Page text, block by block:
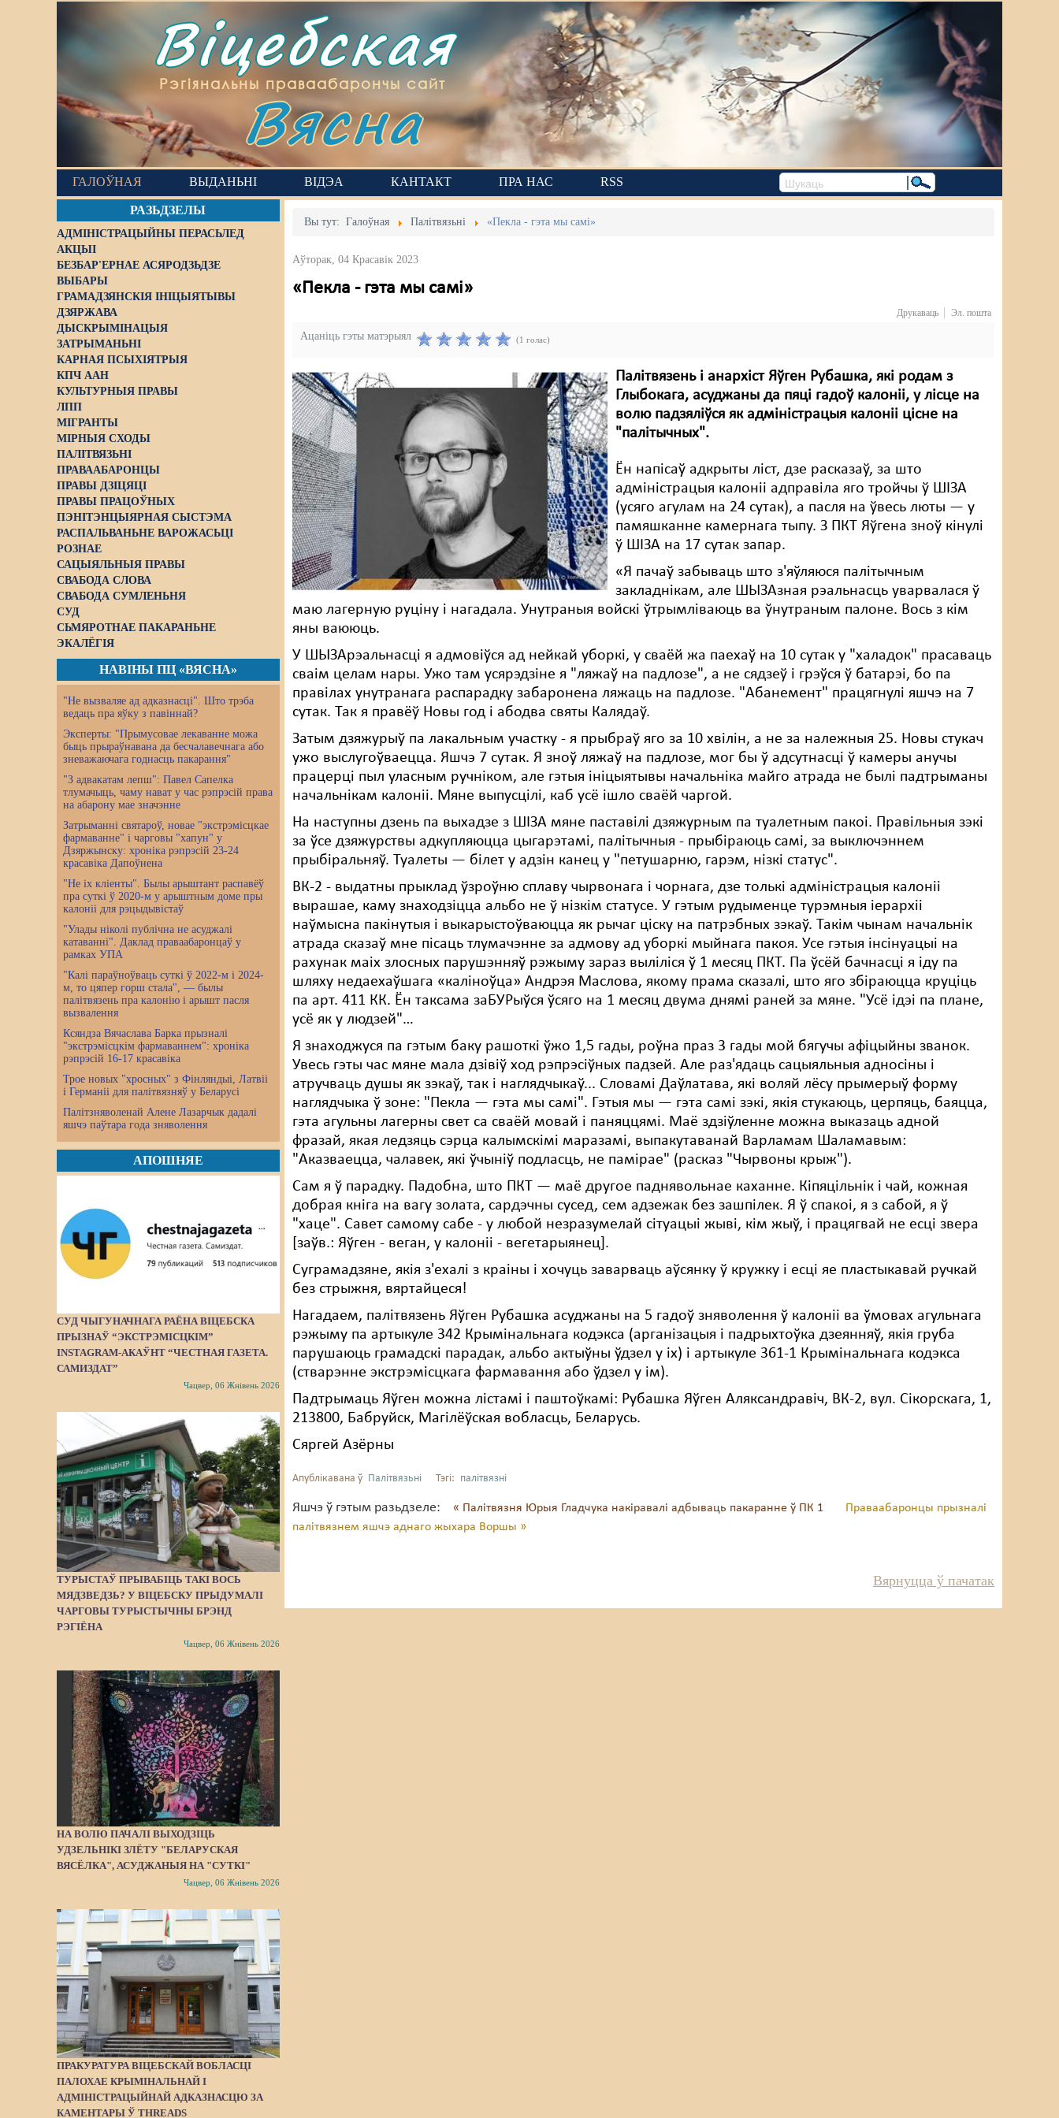
Віцебская
Рэгіянальны праваабарончы сайт
Вясна
ГАЛОЎНАЯ ВЫДАНЬНІ ВІДЭА КАНТАКТ ПРА НАС RSS
РАЗЬДЗЕЛЫ
АДМІНІСТРАЦЫЙНЫ ПЕРАСЬЛЕД
АКЦЫІ
БЕЗБАР'ЕРНАЕ АСЯРОДЗЬДЗЕ
ВЫБАРЫ
ГРАМАДЗЯНСКІЯ ІНІЦЫЯТЫВЫ
ДЗЯРЖАВА
ДЫСКРЫМІНАЦЫЯ
ЗАТРЫМАНЬНІ
КАРНАЯ ПСЫХІЯТРЫЯ
КПЧ ААН
КУЛЬТУРНЫЯ ПРАВЫ
ЛПП
МІГРАНТЫ
МІРНЫЯ СХОДЫ
ПАЛІТВЯЗЬНІ
ПРАВААБАРОНЦЫ
ПРАВЫ ДЗІЦЯЦІ
ПРАВЫ ПРАЦОЎНЫХ
ПЭНІТЭНЦЫЯРНАЯ СЫСТЭМА
РАСПАЛЬВАНЬНЕ ВАРОЖАСЬЦІ
РОЗНАЕ
САЦЫЯЛЬНЫЯ ПРАВЫ
СВАБОДА СЛОВА
СВАБОДА СУМЛЕНЬНЯ
СУД
СЬМЯРОТНАЕ ПАКАРАНЬНЕ
ЭКАЛЁГІЯ
НАВІНЫ ПЦ «ВЯСНА»
"Не вызваляе ад адказнасці". Што трэба
ведаць пра яўку з павіннай?
Эксперты: "Прымусовае лекаванне можа
быць прыраўнавана да бесчалавечнага або
зневажаючага годнасць пакарання"
"З адвакатам лепш": Павел Сапелка
тлумачыць, чаму нават у час рэпрэсій права
на абарону мае значэнне
Затрыманні святароў, новае "экстрэмісцкае
фармаванне" і чарговы "хапун" у
Дзяржынску: хроніка рэпрэсій 23-24
красавіка Дапоўнена
"Не іх кліенты". Былы арыштант распавёў
пра суткі ў 2020-м у арыштным доме пры
калоніі для рэцыдывістаў
"Улады ніколі публічна не асуджалі
катаванні". Даклад праваабаронцаў у
рамках УПА
"Калі параўноўваць суткі ў 2022-м і 2024-
м, то цяпер горш стала", — былы
палітвязень пра калонію і арышт пасля
вызвалення
Ксяндза Вячаслава Барка прызналі
"экстрэмісцкім фармаваннем": хроніка
рэпрэсій 16-17 красавіка
Трое новых "хросных" з Фінляндыі, Латвіі
і Германіі для палітвязняў у Беларусі
Палітзняволенай Алене Лазарчык дадалі
яшчэ паўтара года зняволення
АПОШНЯЕ
СУД ЧЫГУНАЧНАГА РАЁНА ВІЦЕБСКА
ПРЫЗНАЎ “ЭКСТРЭМІСЦКІМ”
INSTAGRAM-АКАЎНТ “ЧЕСТНАЯ ГАЗЕТА.
САМИЗДАТ”
Чацвер, 06 Жнівень 2026
ТУРЫСТАЎ ПРЫВАБІЦЬ ТАКІ ВОСЬ
МЯДЗВЕДЗЬ? У ВІЦЕБСКУ ПРЫДУМАЛІ
ЧАРГОВЫ ТУРЫСТЫЧНЫ БРЭНД
РЭГІЁНА
Чацвер, 06 Жнівень 2026
НА ВОЛЮ ПАЧАЛІ ВЫХОДЗІЦЬ
УДЗЕЛЬНІКІ ЗЛЁТУ "БЕЛАРУСКАЯ
ВЯСЁЛКА", АСУДЖАНЫЯ НА "СУТКІ"
Чацвер, 06 Жнівень 2026
ПРАКУРАТУРА ВІЦЕБСКАЙ ВОБЛАСЦІ
ПАЛОХАЕ КРЫМІНАЛЬНАЙ І
АДМІНІСТРАЦЫЙНАЙ АДКАЗНАСЦЮ ЗА
КАМЕНТАРЫ Ў THREADS
Вы тут:Галоўная Палітвязьні «Пекла - гэта мы самі»
Аўторак, 04 Красавік 2023
«Пекла - гэта мы самі»
Друкаваць Эл. пошта
Ацаніць гэты матэрыял (1 голас)
Палітвязень і анархіст Яўген Рубашка, які родам з
Глыбокага, асуджаны да пяці гадоў калоніі, у лісце на
волю падзяліўся як адміністрацыя калоніі цісне на
"палітычных".
Ён напісаў адкрыты ліст, дзе расказаў, за што
адміністрацыя калоніі адправіла яго тройчы ў ШІЗА
(усяго агулам на 24 сутак), а пасля на ўвесь люты — у
памяшканне камернага тыпу. З ПКТ Яўгена зноў кінулі
ў ШІЗА на 17 сутак запар.
«Я пачаў забываць што з'яўляюся палітычным
закладнікам, але ШЫЗАзная рэальнасць уварвалася ў
маю лагерную руціну і нагадала. Унутраныя войскі ўтрымліваюць ва ўнутраным палоне. Вось з кім
яны ваююць.
У ШЫЗАрэальнасці я адмовіўся ад нейкай уборкі, у сваёй жа паехаў на 10 сутак у "халадок" прасаваць
сваім целам нары. Ужо там усярэдзіне я "ляжаў на падлозе", а не сядзеў і грэўся ў батарэі, бо па
правілах унутранага распарадку забаронена ляжаць на падлозе. "Абанемент" працягнулі яшчэ на 7
сутак. Так я правёў Новы год і абодва святы Калядаў.
Затым дзяжурыў па лакальным участку - я прыбраў яго за 10 хвілін, а не за належныя 25. Новы стукач
ужо выслугоўваецца. Яшчэ 7 сутак. Я зноў ляжаў на падлозе, мог бы ў адсутнасці ў камеры анучы
працерці пыл уласным ручніком, але гэтыя ініцыятывы начальніка майго атрада не былі падтрыманы
начальнікам калоніі. Мяне выпусцілі, каб усё ішло сваёй чаргой.
На наступны дзень па выхадзе з ШІЗА мяне паставілі дзяжурным па туалетным пакоі. Правільныя зэкі
за ўсе дзяжурствы адкупляюцца цыгарэтамі, палітычныя - прыбіраюць самі, за выключэннем
прыбіральняў. Туалеты — білет у адзін канец у "петушарню, гарэм, нізкі статус".
ВК-2 - выдатны прыклад ўзроўню сплаву чырвонага і чорнага, дзе толькі адміністрацыя калоніі
вырашае, каму знаходзіцца альбо не ў нізкім статусе. У гэтым рудыменце турэмныя іерархіі
наўмысна пакінутыя і выкарыстоўваюцца як рычаг ціску на патрэбных зэкаў. Такім чынам начальнік
атрада сказаў мне пісаць тлумачэнне за адмову ад уборкі мыйнага пакоя. Усе гэтыя інсінуацыі на
рахунак маіх злосных парушэнняў рэжыму зараз выліліся ў 1 месяц ПКТ. Па ўсёй бачнасці я іду па
шляху недаехаўшага «каліноўца» Андрэя Маслова, якому прама сказалі, што яго збіраюцца круціць
па арт. 411 КК. Ён таксама заБУРыўся ўсяго на 1 месяц двума днямі раней за мяне. "Усё ідэі па плане,
усё як у людзей"…
Я знаходжуся па гэтым баку рашоткі ўжо 1,5 гады, роўна праз 3 гады мой бягучы афіцыйны званок.
Увесь гэты час мяне мала дзівіў ход рэпрэсіўных падзей. Але раз'ядаць сацыяльныя адносіны і
атручваць душы як зэкаў, так і наглядчыкаў... Cловамі Даўлатава, які воляй лёсу прымерыў форму
наглядчыка ў зоне: "Пекла — гэта мы самі". Гэтыя мы — гэта самі зэкі, якія стукаюць, церпяць, баяцца,
гэта агульны лагерны свет са сваёй мовай і паняццямі. Маё здзіўленне можна выказаць адной
фразай, якая ледзяць сэрца калымскімі маразамі, выпакутаванай Варламам Шаламавым:
"Аказваецца, чалавек, які ўчыніў подласць, не памірае" (расказ "Чырвоны крыж").
Сам я ў парадку. Падобна, што ПКТ — маё другое паднявольнае каханне. Кіпяцільнік і чай, кожная
добрая кніга на вагу золата, сардэчны сусед, сем адзежак без зашпілек. Я ў спакоі, я з сабой, я ў
"хаце". Савет самому сабе - у любой незразумелай сітуацыі жыві, кім жыў, і працягвай не есці звера
[заўв.: Яўген - веган, у калоніі - вегетарыянец].
Суграмадзяне, якія з'ехалі з краіны і хочуць заварваць аўсянку ў кружку і есці яе пластыкавай ручкай
без стрыжня, вяртайцеся!
Нагадаем, палітвязень Яўген Рубашка асуджаны на 5 гадоў зняволення ў калоніі ва ўмовах агульнага
рэжыму па артыкуле 342 Крымінальнага кодэкса (арганізацыя і падрыхтоўка дзеянняў, якія груба
парушаюць грамадскі парадак, альбо актыўны ўдзел у іх) і артыкуле 361-1 Крымінальнага кодэкса
(стварэнне экстрэмісцкага фармавання або ўдзел у ім).
Падтрымаць Яўген можна лістамі і паштоўкамі: Рубашка Яўген Аляксандравіч, ВК-2, вул. Сікорскага, 1,
213800, Бабруйск, Магілёўская вобласць, Беларусь.
Сяргей Азёрны
Апублікавана ў Палітвязьні Тэгі: палітвязні
Яшчэ ў гэтым разьдзеле: « Палітвязня Юрыя Гладчука накіравалі адбываць пакаранне ў ПК 1
Праваабаронцы прызналі
палітвязнем яшчэ аднаго жыхара Воршы »
Вярнуцца ў пачатак